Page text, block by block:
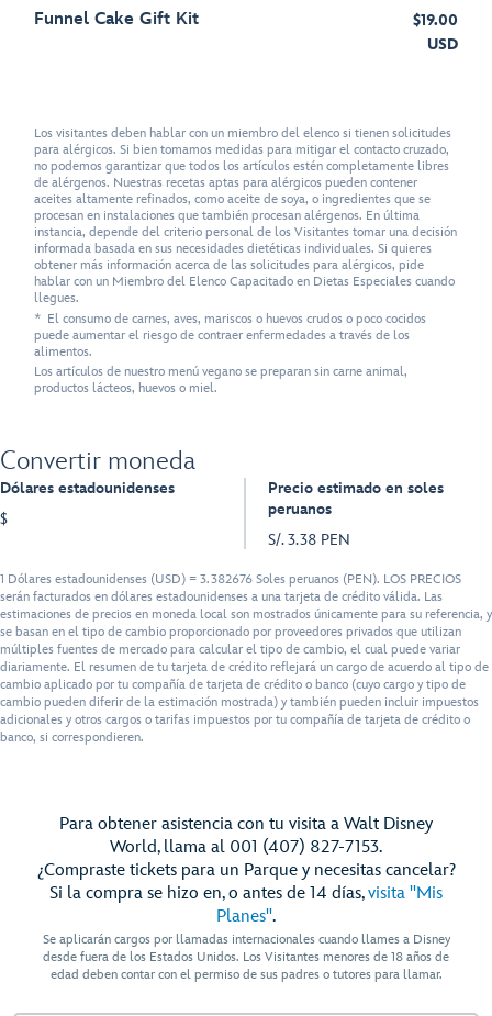
Funnel Cake Gift Kit
$19.00
USD
Los visitantes deben hablar con un miembro del elenco si tienen solicitudes
para alérgicos. Si bien tomamos medidas para mitigar el contacto cruzado,
no podemos garantizar que todos los artículos estén completamente libres
de alérgenos. Nuestras recetas aptas para alérgicos pueden contener
aceites altamente refinados, como aceite de soya, o ingredientes que se
procesan en instalaciones que también procesan alérgenos. En última
instancia, depende del criterio personal de los Visitantes tomar una decisión
informada basada en sus necesidades dietéticas individuales. Si quieres
obtener más información acerca de las solicitudes para alérgicos, pide
hablar con un Miembro del Elenco Capacitado en Dietas Especiales cuando
llegues.
* El consumo de carnes, aves, mariscos o huevos crudos o poco cocidos
puede aumentar el riesgo de contraer enfermedades a través de los
alimentos.
Los artículos de nuestro menú vegano se preparan sin carne animal,
productos lácteos, huevos o miel.
Convertir moneda
Dólares estadounidenses
$
Precio estimado en soles
peruanos
S/. 3.38 PEN
1 Dólares estadounidenses (USD) = 3.382676 Soles peruanos (PEN). LOS PRECIOS
serán facturados en dólares estadounidenses a una tarjeta de crédito válida. Las
estimaciones de precios en moneda local son mostrados únicamente para su referencia, y
se basan en el tipo de cambio proporcionado por proveedores privados que utilizan
múltiples fuentes de mercado para calcular el tipo de cambio, el cual puede variar
diariamente. El resumen de tu tarjeta de crédito reflejará un cargo de acuerdo al tipo de
cambio aplicado por tu compañía de tarjeta de crédito o banco (cuyo cargo y tipo de
cambio pueden diferir de la estimación mostrada) y también pueden incluir impuestos
adicionales y otros cargos o tarifas impuestos por tu compañía de tarjeta de crédito o
banco, si correspondieren.
Para obtener asistencia con tu visita a Walt Disney
World, llama al 001 (407) 827-7153.
¿Compraste tickets para un Parque y necesitas cancelar?
Si la compra se hizo en, o antes de 14 días,visita "Mis
Planes".
Se aplicarán cargos por llamadas internacionales cuando llames a Disney
desde fuera de los Estados Unidos. Los Visitantes menores de 18 años de
edad deben contar con el permiso de sus padres o tutores para llamar.